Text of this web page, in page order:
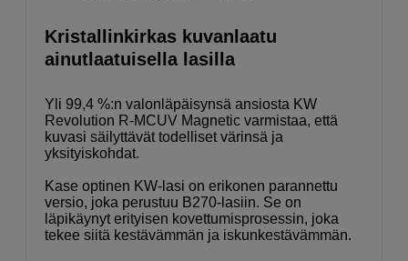
Kristallinkirkas kuvanlaatu
ainutlaatuisella lasilla
Yli 99,4 %:n valonläpäisynsä ansiosta KW
Revolution R-MCUV Magnetic varmistaa, että
kuvasi säilyttävät todelliset värinsä ja
yksityiskohdat.
Kase optinen KW-lasi on erikonen parannettu
versio, joka perustuu B270-lasiin. Se on
läpikäynyt erityisen kovettumisprosessin, joka
tekee siitä kestävämmän ja iskunkestävämmän.